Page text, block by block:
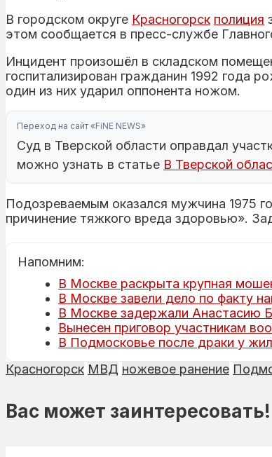
В городском округе Красногорск полиция
этом сообщается в пресс-службе
Инцидент произошёл в складском
госпитализирован гражданин 1992 года
один из них ударил оппонента ножом.
Переход на сайт «FiNE NEWS»
Суд в Тверской области оправдал
можно узнать в статье В Тверской
Подозреваемым оказался мужчина 1975
причинение тяжкого вреда здоровью».
Напомним:
В Москве раскрыта крупная
В Москве завели дело по факту
В Москве задержали Анастасию
Вынесен приговор участникам
В Подмосковье после драки у
Красногорск МВД ножевое ранение
Вас может заинтересовать!